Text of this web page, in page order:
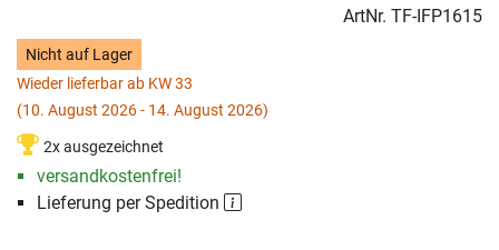
ArtNr. TF-IFP1615
Nicht auf Lager
Wieder lieferbar ab KW 33
(10. August 2026 - 14. August 2026)
2x ausgezeichnet
versandkostenfrei!
Lieferung per Spedition